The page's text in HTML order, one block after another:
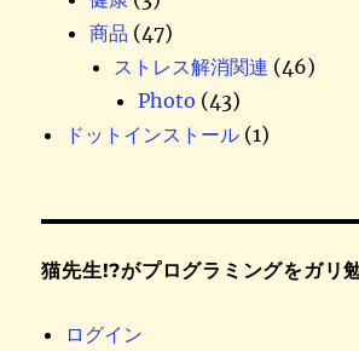
商品 (47)
ストレス解消関連 (46)
Photo (43)
ドットインストール (1)
猫先生!?がプログラミングをガリ
ログイン